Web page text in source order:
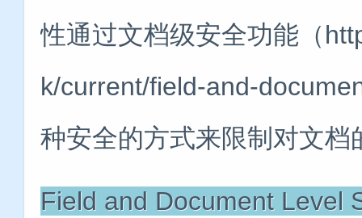
性通过文档级安全功能（
k/current/field-and-
种安全的方式来限制对文档
Field and Document Level